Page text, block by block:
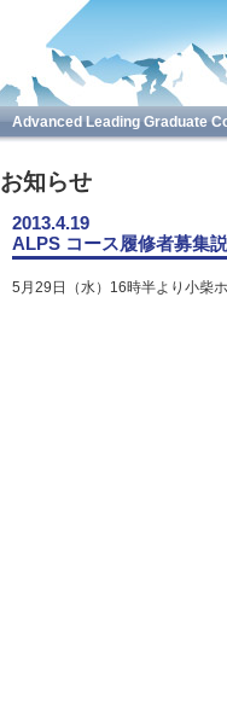
Advanced Leading Graduate
お知らせ
2013.4.19
ALPS コース履修者募集
5月29日（水）16時半より小柴